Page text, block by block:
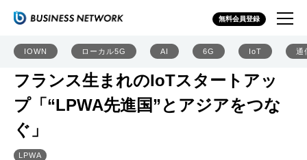
無料会員登録
IOWN ローカル5G AI 6G IoT 通
フランス生まれのIoTスタートアッ
プ「“LPWA先進国”とアジアをつな
ぐ」
LPWA